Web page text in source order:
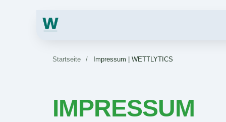
Startseite / Impressum | WETTLYTICS
IMPRESSUM